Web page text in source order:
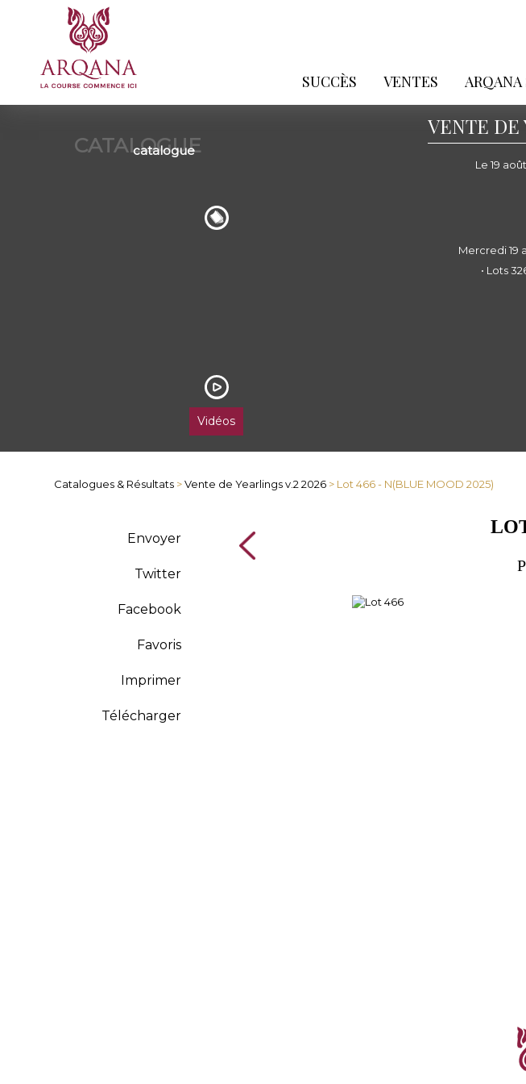
SUCCÈS VENTES ARQANA
CATALOGUE
catalogue
VENTE DE
Le 19
Vidéos
Mercredi 19
• Lots
Catalogues & Résultats >Vente de Yearlings v.2 2026 > Lot 466 - N(BLUE MOOD 2025)
Envoyer
Twitter
Facebook
Favoris
Imprimer
Télécharger